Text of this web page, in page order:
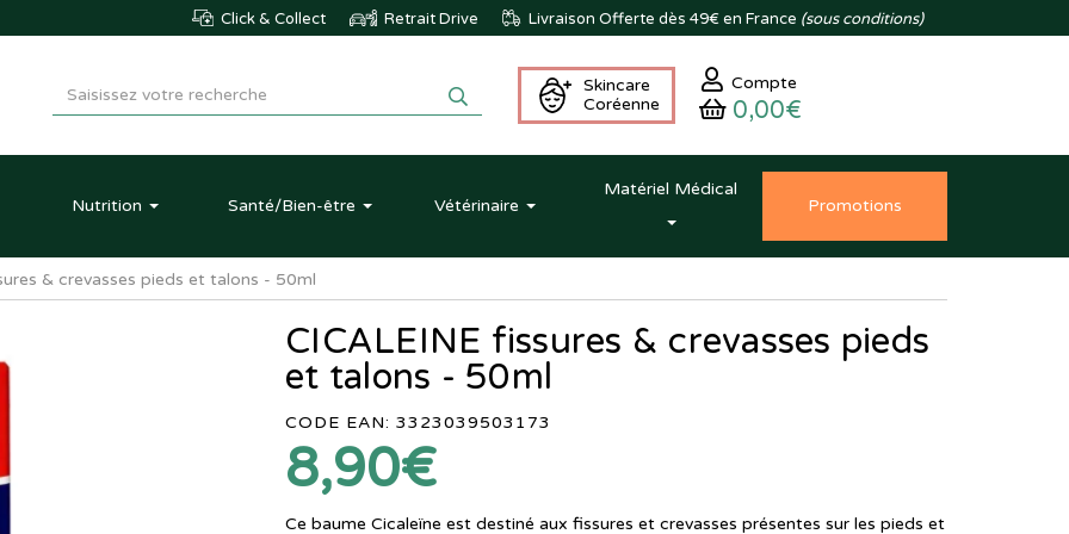
Click & Collect Retrait Drive Livraison Offerte dès 49€ en France (sous conditions)
Skincare
Coréenne
Compte
0,00€
Nutrition Santé/Bien-être Vétérinaire
Matériel Médical
Promotions
& crevasses pieds et talons - 50ml
CICALEINE fissures & crevasses pieds
et talons - 50ml
CODE EAN: 3323039503173
8,90€
Ce baume Cicaleïne est destiné aux fissures et crevasses présentes sur les pieds et